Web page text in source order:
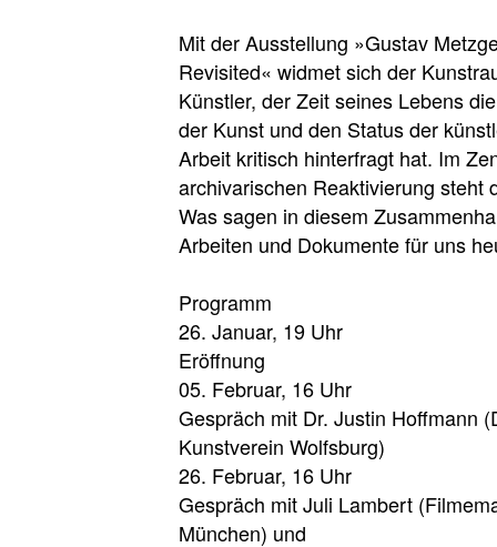
Mit der Ausstellung »Gustav
Revisited« widmet sich der
Künstler, der Zeit seines Lebens
der Kunst und den Status der
Arbeit kritisch hinterfragt hat. Im
archivarischen Reaktivierung steht
Was sagen in diesem
Arbeiten und Dokumente für uns
Programm
26. Januar, 19 Uhr
Eröffnung
05. Februar, 16 Uhr
Gespräch mit Dr. Justin Hoffmann
Kunstverein Wolfsburg)
26. Februar, 16 Uhr
Gespräch mit Juli Lambert
München) und